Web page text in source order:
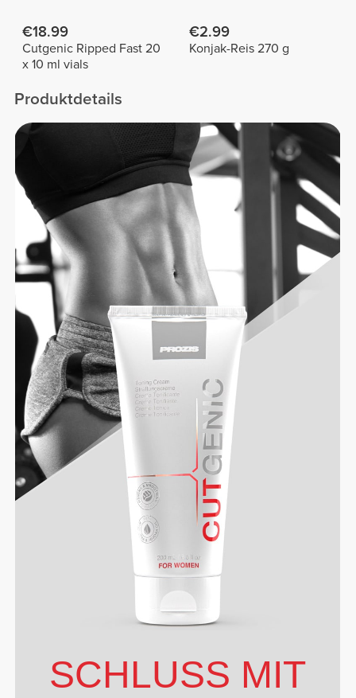
€18.99
Cutgenic Ripped Fast 20
x 10 ml vials
€2.99
Konjak-Reis 270 g
Produktdetails
SCHLUSS MIT